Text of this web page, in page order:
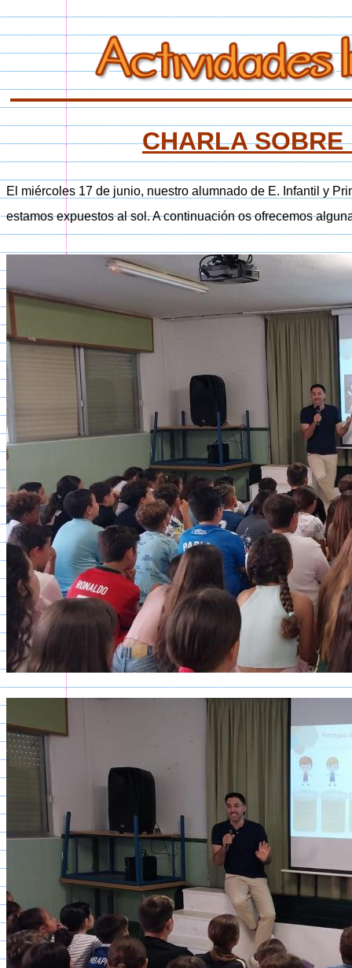
CHARLA SOBRE
El miércoles 17 de junio, nuestro alumnado de E. Infantil y
estamos expuestos al sol. A continuación os ofrecemos